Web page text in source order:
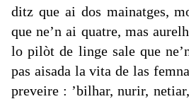
ditz que ai dos mainatges,
que ne’n ai quatre, mas
lo pilòt de linge sale que
pas aisada la vita de las
preveire : ’bilhar, nurir,